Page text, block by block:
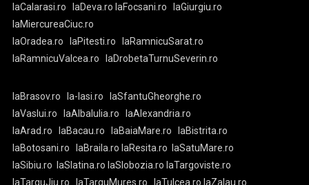
laCalarasi.ro
laDeva.ro laFocsani.ro
laGiurgiu.ro
laMiercureaCiuc.ro
laOradea.ro
laPitesti.ro
laRamnicuSarat.ro
laRamnicuValcea.ro
laDrobetaTurnuSeverin.ro
laBrasov.ro la-Iasi.ro
laSfantuGheorghe.ro
laVaslui.ro
laAlbaIulia.ro
laAlexandria.ro
laArad.ro
laBacau.ro laBaiaMare.ro
laBistrita.ro
laBotosani.ro
laBraila.ro laResita.ro
laSatuMare.ro
laSibiu.ro
laSlatina.ro laSlobozia.ro laTargoviste.ro
laTarguJiu.ro
laTarguMures.ro laTulcea.ro laZalau.ro